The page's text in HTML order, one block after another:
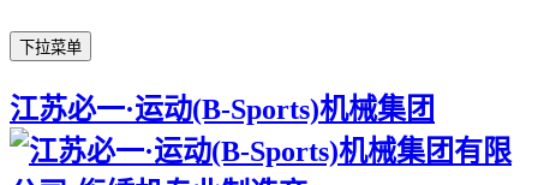
下拉菜单
江苏必一·运动(B-Sports)机械集团